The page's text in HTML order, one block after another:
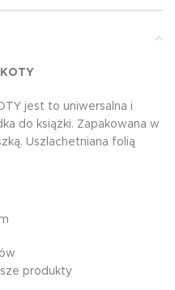
jest to uniwersalna i
do książki. Zapakowana w
Uszlachetniana folią
produkty